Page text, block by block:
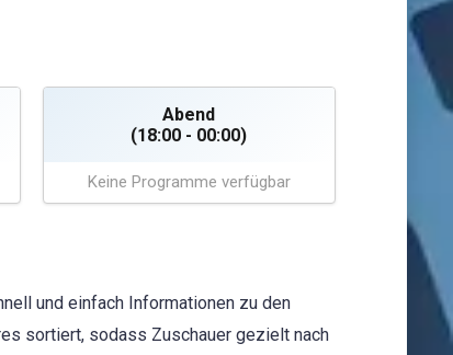
Abend
(18:00 - 00:00)
Keine Programme verfügbar
und einfach Informationen zu den
sortiert, sodass Zuschauer gezielt nach